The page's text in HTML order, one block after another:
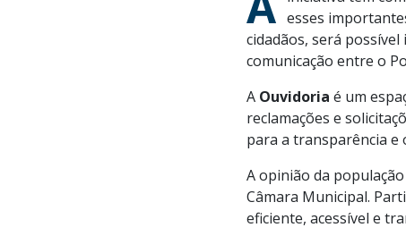
esses
cidadãos, será
comunicação entre o
A Ouvidoria é um
reclamações e
para a transparência e
A opinião da
Câmara Municipal.
eficiente, acessível e